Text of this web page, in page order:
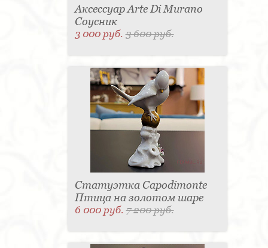
Аксессуар Arte Di Murano
Соусник
3 000 руб.3 600 руб.
Статуэтка Capodimonte
Птица на золотом шаре
6 000 руб.7 200 руб.